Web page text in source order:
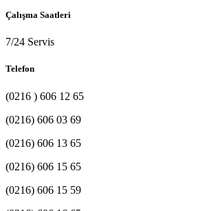
Çalışma Saatleri
7/24 Servis
Telefon
(0216 ) 606 12 65
(0216) 606 03 69
(0216) 606 13 65
(0216) 606 15 65
(0216) 606 15 59